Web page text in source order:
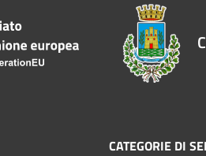
CATEGORIE DI